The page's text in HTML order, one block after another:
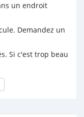
un endroit
Demandez un
Si c'est trop beau